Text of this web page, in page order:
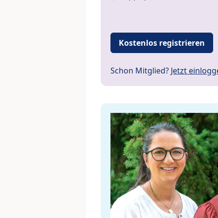
Kostenlos registrieren
Schon Mitglied? Jetzt